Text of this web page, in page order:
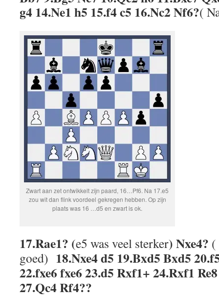
g4 14.Ne1 h5 15.f4 c5 16.Nc2 Nf6?(
Zwart aan zet ontwikkelt zijn paard, 16…Pf6. Na 17.e5
zou wit dan flink voordeel gekregen hebben. Op zijn
plaats was 16 …d5 en zwart is ok.
17.Rae1? (e5 was veel sterker) Nxe4? (
goed) 18.Nxe4 d5 19.Bxd5 Bxd5
22.fxe6 fxe6 23.d5 Rxf1+ 24.Rxf1
27.Qc4 Rf4??